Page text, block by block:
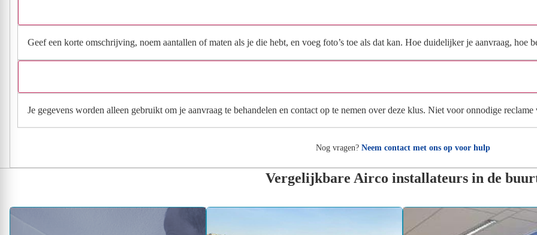
Geef een korte omschrijving, noem aantallen of maten als je die hebt, en voeg foto’s toe als dat kan. Hoe duidelijker je aanvraag, hoe
Je gegevens worden alleen gebruikt om je aanvraag te behandelen en contact op te nemen over deze klus. Niet voor onnodige reclame
Nog vragen? Neem contact met ons op voor hulp
Vergelijkbare Airco installateurs in de